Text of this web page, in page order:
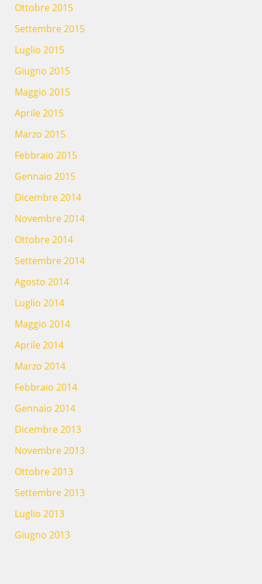
Ottobre 2015
Settembre 2015
Luglio 2015
Giugno 2015
Maggio 2015
Aprile 2015
Marzo 2015
Febbraio 2015
Gennaio 2015
Dicembre 2014
Novembre 2014
Ottobre 2014
Settembre 2014
Agosto 2014
Luglio 2014
Maggio 2014
Aprile 2014
Marzo 2014
Febbraio 2014
Gennaio 2014
Dicembre 2013
Novembre 2013
Ottobre 2013
Settembre 2013
Luglio 2013
Giugno 2013